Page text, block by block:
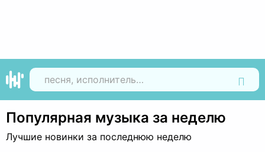
Популярная музыка за неделю
Лучшие новинки за последнюю неделю